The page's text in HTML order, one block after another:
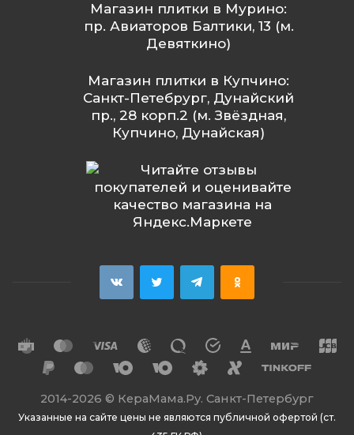
Магазин плитки в Мурино:
пр. Авиаторов Балтики, 13 (м.
Девяткино)
Магазин плитки в Купчино:
Санкт-Петебрург, Дунайский
пр., 28 корп.2 (м. Звёздная,
Купчино, Дунайская)
2014-2026 © КераМама.Ру. Санкт-Петербург
Указанные на сайте цены не являются публичной офертой (ст.